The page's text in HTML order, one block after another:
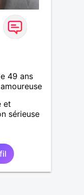
49 ans
et
sérieuse